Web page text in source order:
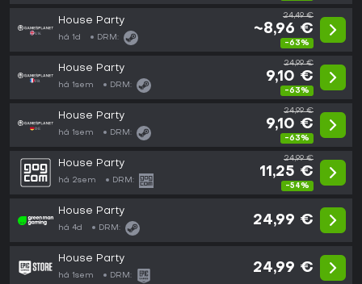
House Party
há 1d DRM:
24,49 €
~8,96 €
-63%
House Party
há 1sem DRM:
24,99 €
9,10 €
-63%
House Party
há 1sem DRM:
24,99 €
9,10 €
-63%
House Party
há 2sem DRM:
24,99 €
11,25 €
-54%
House Party
há 4d DRM:
24,99 €
House Party
há 1sem DRM:
24,99 €